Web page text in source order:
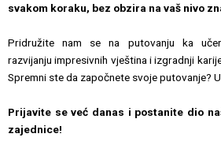
svakom koraku, bez obzira na vaš nivo
Pridružite nam se na putovanju ka
razvijanju impresivnih vještina i izgradnji
Spremni ste da započnete svoje putovanje?
Prijavite se već danas i postanite dio
zajednice!